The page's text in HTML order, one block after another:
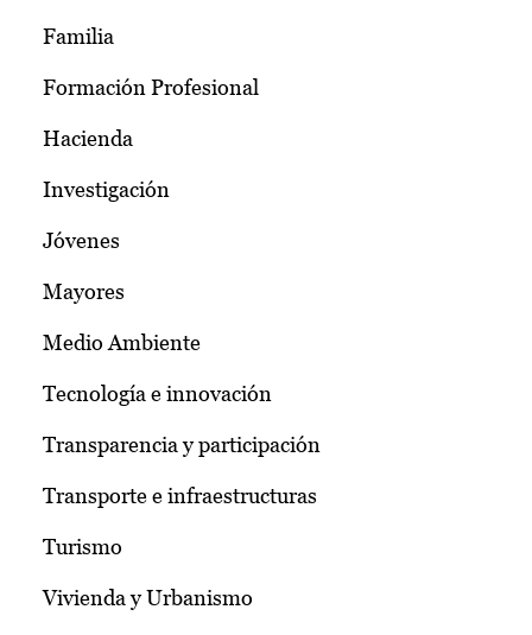
Familia
Formación Profesional
Hacienda
Investigación
Jóvenes
Mayores
Medio Ambiente
Tecnología e innovación
Transparencia y participación
Transporte e infraestructuras
Turismo
Vivienda y Urbanismo